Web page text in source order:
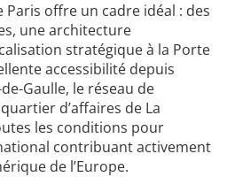
Paris offre un cadre idéal : des
une architecture
stratégique à la Porte
accessibilité depuis
Gaulle, le réseau de
d’affaires de La
les conditions pour
contribuant activement
de l’Europe.